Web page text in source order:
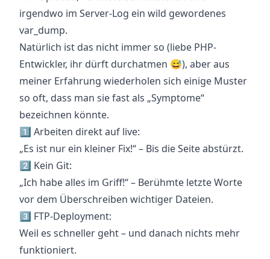
irgendwo im Server-Log ein wild gewordenes
var_dump.
Natürlich ist das nicht immer so (liebe PHP-
Entwickler, ihr dürft durchatmen 😅), aber aus
meiner Erfahrung wiederholen sich einige Muster
so oft, dass man sie fast als „Symptome“
bezeichnen könnte.
1️⃣ Arbeiten direkt auf live:
„Es ist nur ein kleiner Fix!“ – Bis die Seite abstürzt.
2️⃣ Kein Git:
„Ich habe alles im Griff!“ – Berühmte letzte Worte
vor dem Überschreiben wichtiger Dateien.
3️⃣ FTP-Deployment:
Weil es schneller geht – und danach nichts mehr
funktioniert.